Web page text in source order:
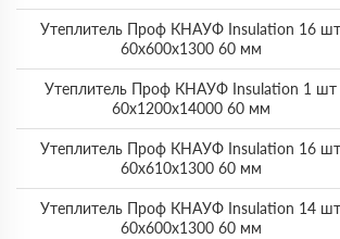
Утеплитель Проф КНАУФ Insulation 16 шт
60х600х1300 60 мм
Утеплитель Проф КНАУФ Insulation 1 шт
60х1200х14000 60 мм
Утеплитель Проф КНАУФ Insulation 16 шт
60х610х1300 60 мм
Утеплитель Проф КНАУФ Insulation 14 шт
60х600х1300 60 мм